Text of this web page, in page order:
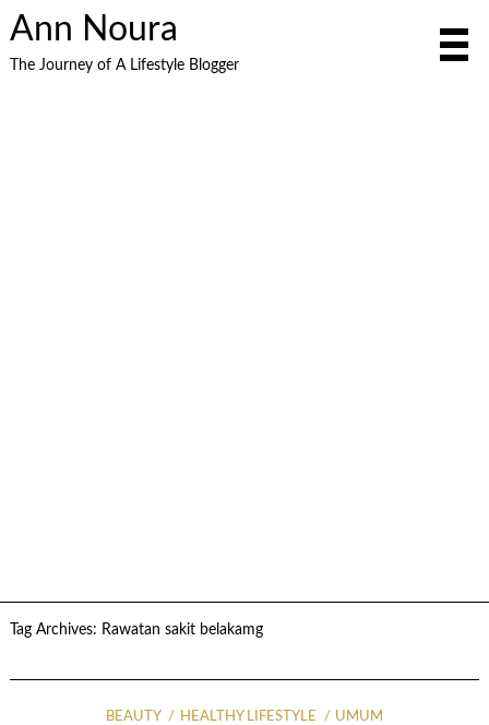
Ann Noura
The Journey of A Lifestyle Blogger
Tag Archives: Rawatan sakit belakamg
BEAUTY HEALTHY LIFESTYLE UMUM